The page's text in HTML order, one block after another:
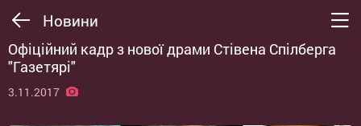
Новини
Офіційний кадр з нової драми Стівена Спілберга
"Газетярі"
3.11.2017